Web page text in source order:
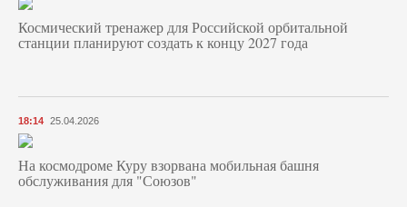
Космический тренажер для Российской орбитальной
станции планируют создать к концу 2027 года
18:14 25.04.2026
На космодроме Куру взорвана мобильная башня
обслуживания для "Союзов"